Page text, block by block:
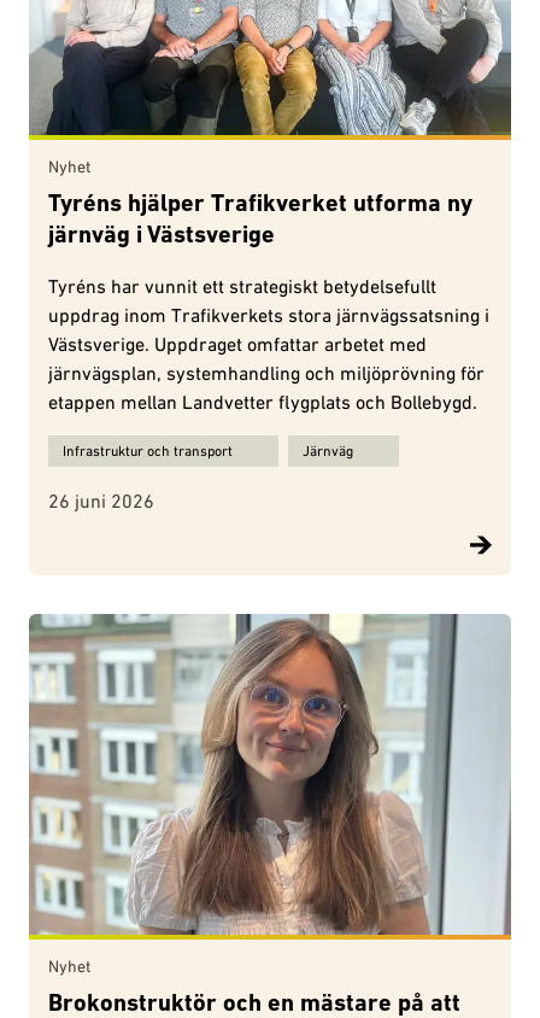
Nyhet
Tyréns hjälper Trafikverket utforma ny
järnväg i Västsverige
Tyréns har vunnit ett strategiskt betydelsefullt
uppdrag inom Trafikverkets stora järnvägssatsning i
Västsverige. Uppdraget omfattar arbetet med
järnvägsplan, systemhandling och miljöprövning för
etappen mellan Landvetter flygplats och Bollebygd.
Ämnen för Tyréns hjälper Trafikverket utforma ny järnväg i
Infrastruktur och transport Järnväg
26 juni 2026
Nyhet
Brokonstruktör och en mästare på att